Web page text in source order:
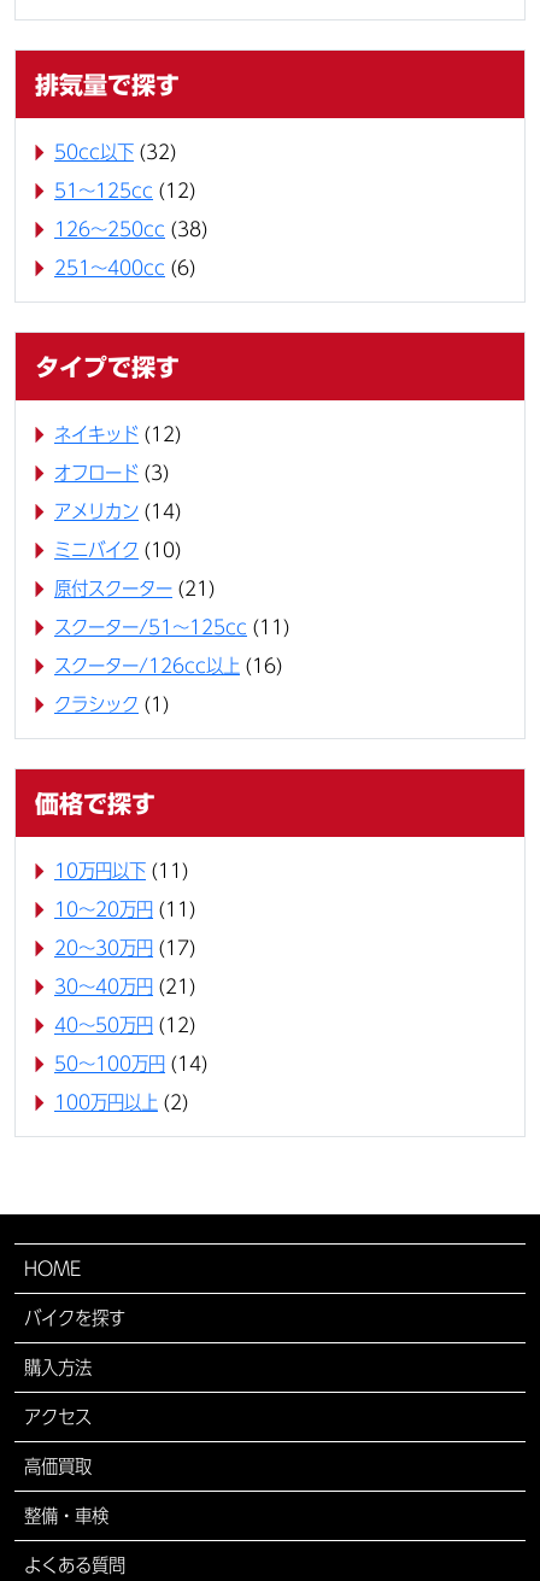
排気量で探す
50cc以下 (32)
51～125cc (12)
126～250cc (38)
251～400cc (6)
タイプで探す
ネイキッド (12)
オフロード (3)
アメリカン (14)
ミニバイク (10)
原付スクーター (21)
スクーター/51～125cc (11)
スクーター/126cc以上 (16)
クラシック (1)
価格で探す
10万円以下 (11)
10〜20万円 (11)
20〜30万円 (17)
30〜40万円 (21)
40〜50万円 (12)
50〜100万円 (14)
100万円以上 (2)
HOME
バイクを探す
購入方法
アクセス
高価買取
整備・車検
よくある質問